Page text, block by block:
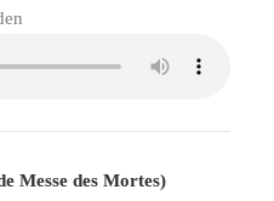
Messe des Mortes)